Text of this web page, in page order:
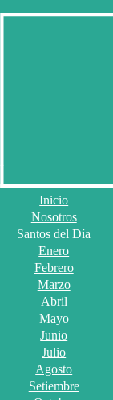
Inicio
Nosotros
Santos del Día
Enero
Febrero
Marzo
Abril
Mayo
Junio
Julio
Agosto
Setiembre